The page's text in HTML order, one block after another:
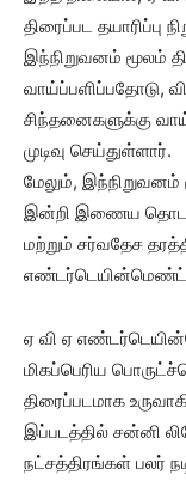
திரைப்பட
இந்நிறுவனம் மூலம்
வாய்ப்பளிப்பதோடு,
சிந்தனைகளுக்கு
முடிவு செய்துள்ளார்.
மேலும், இந்நிறுவனம்
இன்றி இணைய
மற்றும் சர்வதேச
எண்டர்டெயின்மெண்ட்
ஏ வி ஏ
மிகப்பெரிய
திரைப்படமாக
இப்படத்தில் சன்னி
நட்சத்திரங்கள் பலர்